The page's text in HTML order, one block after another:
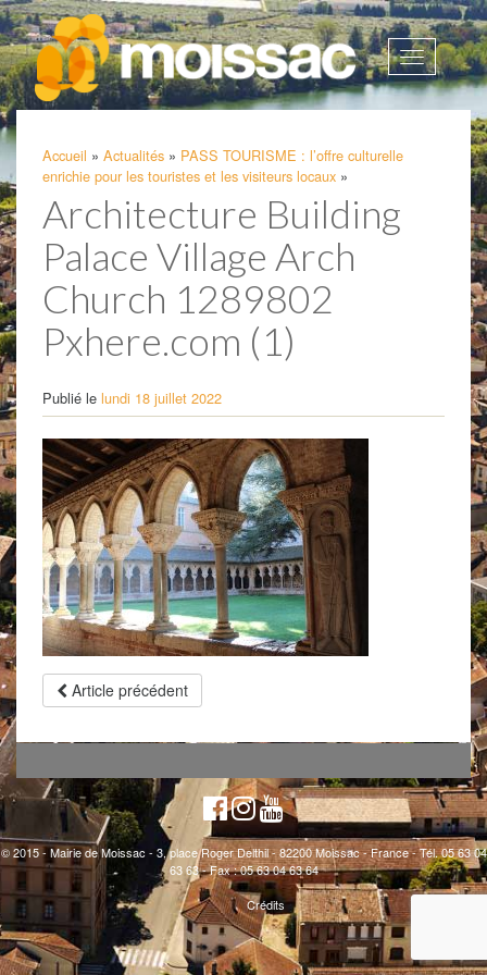
Afficher
la
Accueil » Actualités » PASS TOURISME : l’offre culturelle
enrichie pour les touristes et les visiteurs locaux »
Architecture Building
Palace Village Arch
Church 1289802
Pxhere.com (1)
Publié le lundi 18 juillet 2022
Article précédent
© 2015 - Mairie de Moissac - 3, place Roger Delthil - 82200 Moissac - France - Tél. 05 63 04
63 63 - Fax : 05 63 04 63 64
Crédits